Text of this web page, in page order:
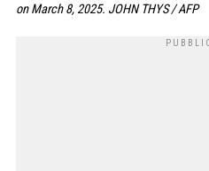
on March 8, 2025. JOHN THYS / AFP